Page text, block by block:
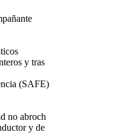
y tras
(SAFE)
no abroch
y de